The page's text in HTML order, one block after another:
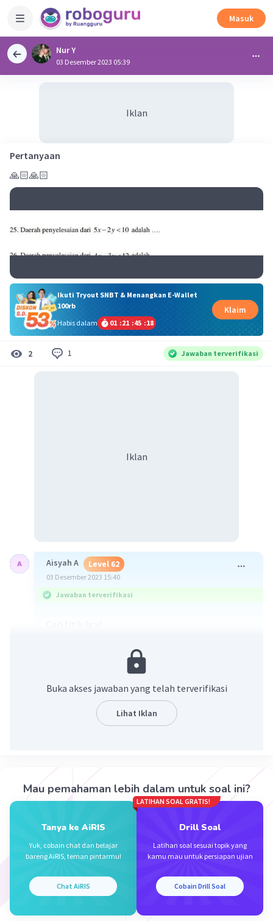
Masuk
Nur Y
03 Desember 2023 05:39
Iklan
Pertanyaan
🙏🏻🙏🏻
Ikuti Tryout SNBT & Menangkan E-Wallet
100rb
Habis dalam
01 :21 :45 :18
Klaim
2 1 Jawaban terverifikasi
Iklan
Aisyah A Level 62
03 Desember 2023 15:40
Jawaban terverifikasi
5(0)-2y<10 = -2y<10 = -5
Untuk memperoleh nilai x, maka y=0 -> 5x-2(0)
<10 = 5x<10 = 2
Maka, titiknya adalah (2,-5)
Buka akses jawaban yang telah terverifikasi
Lihat Iklan
Mau pemahaman lebih dalam untuk soal ini?
Tanya ke AiRIS
Yuk, cobain chat dan belajar
bareng AiRIS, teman pintarmu!
Chat AiRIS
LATIHAN SOAL GRATIS!
Drill Soal
Latihan soal sesuai topik yang
kamu mau untuk persiapan ujian
Cobain Drill Soal